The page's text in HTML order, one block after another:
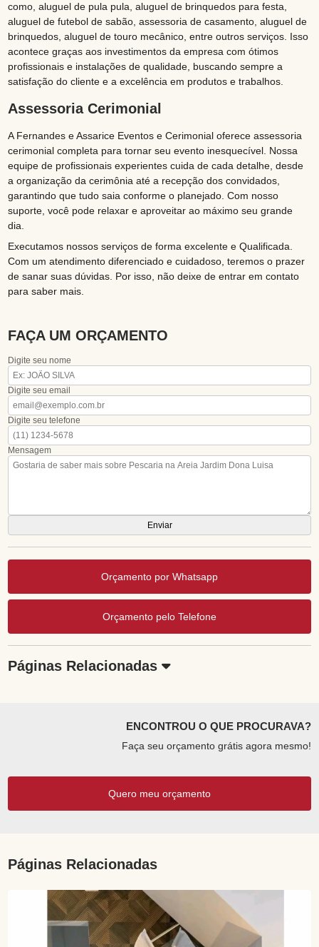
como, aluguel de pula pula, aluguel de brinquedos para festa,
aluguel de futebol de sabão, assessoria de casamento, aluguel de
brinquedos, aluguel de touro mecânico, entre outros serviços. Isso
acontece graças aos investimentos da empresa com ótimos
profissionais e instalações de qualidade, buscando sempre a
satisfação do cliente e a excelência em produtos e trabalhos.
Assessoria Cerimonial
A Fernandes e Assarice Eventos e Cerimonial oferece assessoria
cerimonial completa para tornar seu evento inesquecível. Nossa
equipe de profissionais experientes cuida de cada detalhe, desde
a organização da cerimônia até a recepção dos convidados,
garantindo que tudo saia conforme o planejado. Com nosso
suporte, você pode relaxar e aproveitar ao máximo seu grande
dia.
Executamos nossos serviços de forma excelente e Qualificada.
Com um atendimento diferenciado e cuidadoso, teremos o prazer
de sanar suas dúvidas. Por isso, não deixe de entrar em contato
para saber mais.
FAÇA UM ORÇAMENTO
Digite seu nome
Digite seu email
Digite seu telefone
Mensagem
Orçamento por Whatsapp
Orçamento pelo Telefone
Páginas Relacionadas
ENCONTROU O QUE PROCURAVA?
Faça seu orçamento grátis agora mesmo!
Quero meu orçamento
Páginas Relacionadas